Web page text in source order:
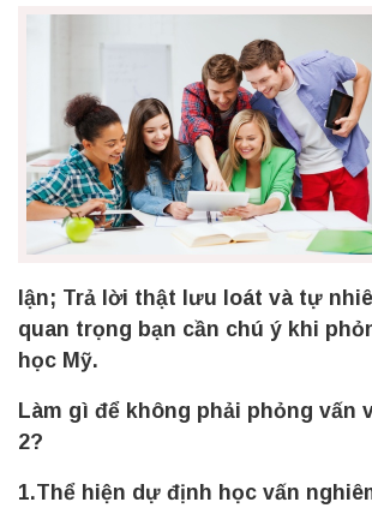
lận; Trả lời thật lưu loát và tự
quan trọng bạn cần chú ý khi
học Mỹ.
Làm gì để không phải phỏng vấn
2?
1.Thể hiện dự định học vấn